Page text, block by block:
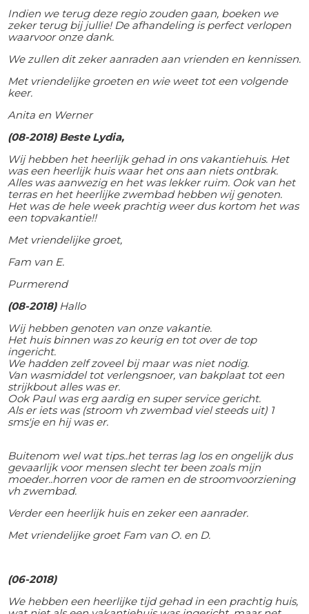
Indien we terug deze regio zouden gaan, boeken we
zeker terug bij jullie! De afhandeling is perfect verlopen
waarvoor onze dank.
We zullen dit zeker aanraden aan vrienden en kennissen.
Met vriendelijke groeten en wie weet tot een volgende
keer.
Anita en Werner
(08-2018) Beste Lydia,
Wij hebben het heerlijk gehad in ons vakantiehuis. Het
was een heerlijk huis waar het ons aan niets ontbrak.
Alles was aanwezig en het was lekker ruim. Ook van het
terras en het heerlijke zwembad hebben wij genoten.
Het was de hele week prachtig weer dus kortom het was
een topvakantie!!
Met vriendelijke groet,
Fam van E.
Purmerend
(08-2018)Hallo
Wij hebben genoten van onze vakantie.
Het huis binnen was zo keurig en tot over de top
ingericht.
We hadden zelf zoveel bij maar was niet nodig.
Van wasmiddel tot verlengsnoer, van bakplaat tot een
strijkbout alles was er.
Ook Paul was erg aardig en super service gericht.
Als er iets was (stroom vh zwembad viel steeds uit) 1
sms'je en hij was er.
Buitenom wel wat tips..het terras lag los en ongelijk dus
gevaarlijk voor mensen slecht ter been zoals mijn
moeder..horren voor de ramen en de stroomvoorziening
vh zwembad.
Verder een heerlijk huis en zeker een aanrader.
Met vriendelijke groet Fam van O. en D.
(06-2018)
We hebben een heerlijke tijd gehad in een prachtig huis,